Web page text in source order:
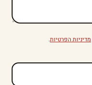
מדיניות הפרטיות.